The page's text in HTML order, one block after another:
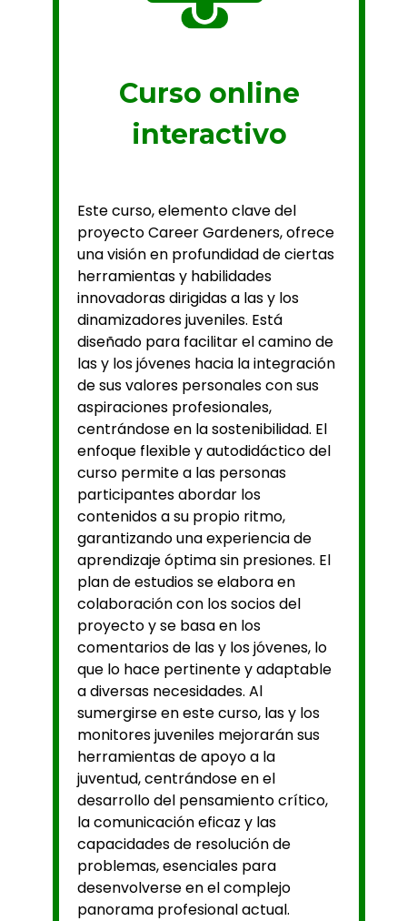
Curso online
interactivo
Este curso, elemento clave del
proyecto Career Gardeners, ofrece
una visión en profundidad de ciertas
herramientas y habilidades
innovadoras dirigidas a las y los
dinamizadores juveniles. Está
diseñado para facilitar el camino de
las y los jóvenes hacia la integración
de sus valores personales con sus
aspiraciones profesionales,
centrándose en la sostenibilidad. El
enfoque flexible y autodidáctico del
curso permite a las personas
participantes abordar los
contenidos a su propio ritmo,
garantizando una experiencia de
aprendizaje óptima sin presiones. El
plan de estudios se elabora en
colaboración con los socios del
proyecto y se basa en los
comentarios de las y los jóvenes, lo
que lo hace pertinente y adaptable
a diversas necesidades. Al
sumergirse en este curso, las y los
monitores juveniles mejorarán sus
herramientas de apoyo a la
juventud, centrándose en el
desarrollo del pensamiento crítico,
la comunicación eficaz y las
capacidades de resolución de
problemas, esenciales para
desenvolverse en el complejo
panorama profesional actual.